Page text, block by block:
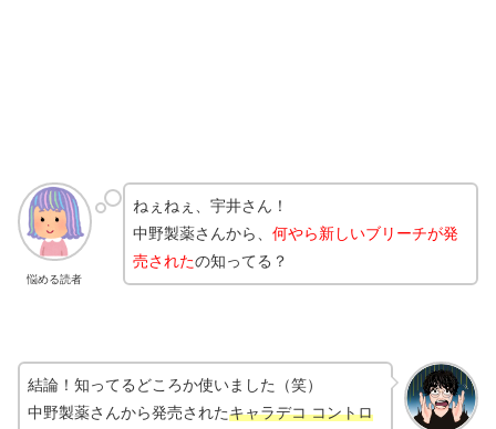
悩める読者
ねぇねぇ、宇井さん！
中野製薬さんから、 何やら新しいブリーチが発
売されたの知ってる？
結論！知ってるどころか使いました（笑）
中野製薬さんから発売されたキャラデコ コントロ